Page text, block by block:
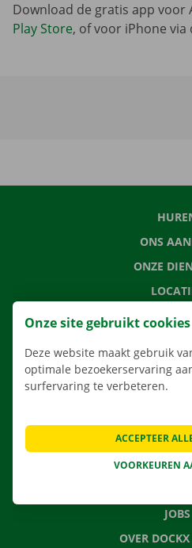
Download de gratis app voor
Play Store, of voor iPhone via
ONS
ONZE
APP
JOBS
OVER
Onze site gebruikt cookies
Deze website maakt gebruik
optimale bezoekerservaring
surfervaring te verbeteren.
VOORKEUREN
ACCEPTEER